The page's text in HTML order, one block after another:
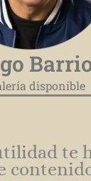
disponible
te